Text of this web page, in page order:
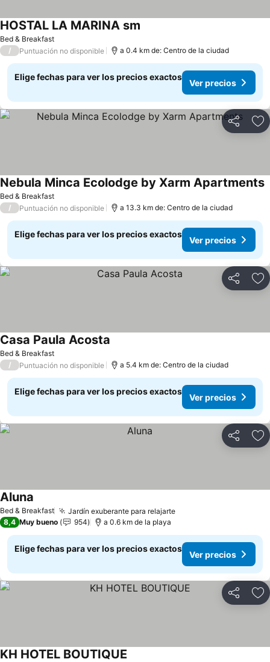
Bed & Breakfast
HOSTAL LA MARINA sm
/ Puntuación no disponible a 0.4 km de: Centro de la ciudad
Elige fechas para ver los precios exactos
Ver precios
Compartir
Bed & Breakfast
Nebula Minca Ecolodge by Xarm Apartments
/ Puntuación no disponible a 13.3 km de: Centro de la ciudad
Elige fechas para ver los precios exactos
Ver precios
Compartir
Bed & Breakfast
Casa Paula Acosta
/ Puntuación no disponible a 5.4 km de: Centro de la ciudad
Elige fechas para ver los precios exactos
Ver precios
Compartir
Bed & Breakfast Jardín exuberante para relajarte
Aluna
8,4 Muy bueno 954 a 0.6 km de la playa
Elige fechas para ver los precios exactos
Ver precios
Compartir
KH HOTEL BOUTIQUE